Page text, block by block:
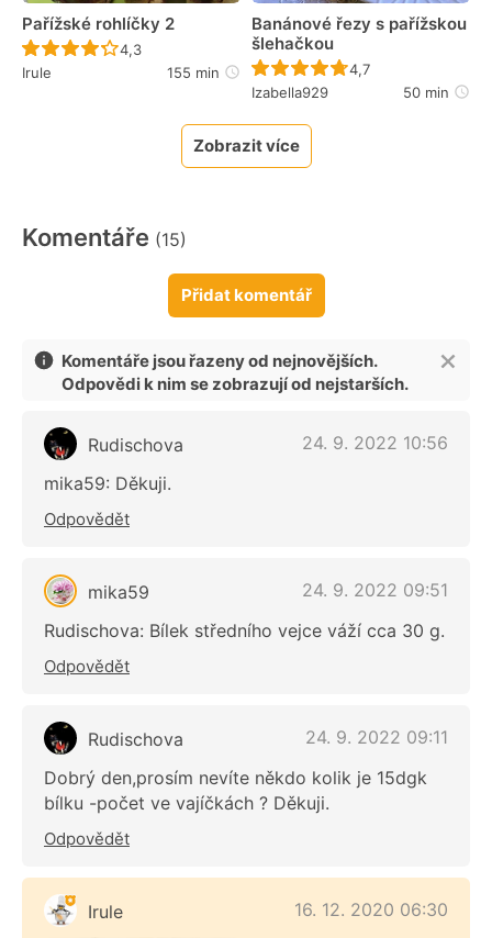
Pařížské rohlíčky 2
Recept ještě nebyl hodnocen
4,3
Irule
155 min
Banánové řezy s pařížskou
šlehačkou
Recept ještě nebyl
4,7
Izabella929
50 min
Zobrazit více
Komentáře (15)
Přidat komentář
Komentáře jsou řazeny od nejnovějších.
Odpovědi k nim se zobrazují od nejstarších.
Rudischova
24. 9. 2022 10:56
mika59: Děkuji.
Odpovědět
mika59
24. 9. 2022 09:51
Rudischova: Bílek středního vejce váží cca 30 g.
Odpovědět
Rudischova
24. 9. 2022 09:11
Dobrý den,prosím nevíte někdo kolik je 15dgk
bílku -počet ve vajíčkách ? Děkuji.
Odpovědět
Irule 16. 12. 2020 06:30